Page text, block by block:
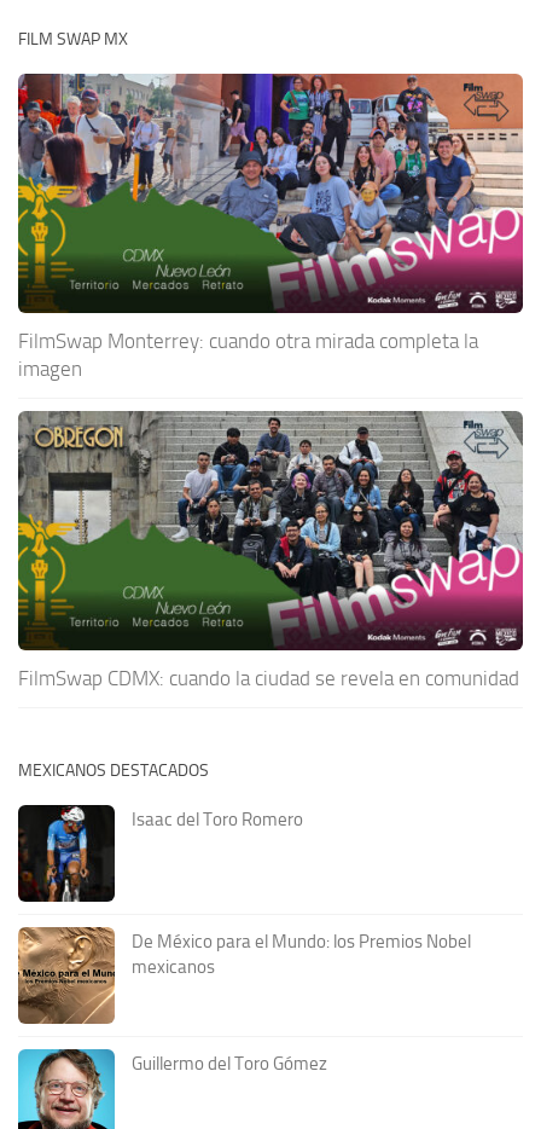
FILM SWAP MX
FilmSwap Monterrey: cuando otra mirada completa la
imagen
FilmSwap CDMX: cuando la ciudad se revela en comunidad
MEXICANOS DESTACADOS
Isaac del Toro Romero
De México para el Mundo: los Premios Nobel
mexicanos
Guillermo del Toro Gómez